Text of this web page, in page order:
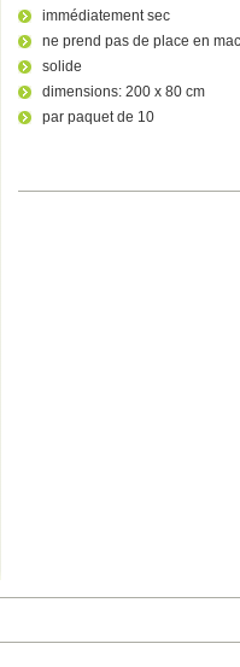
immédiatement sec
ne prend pas de place en
solide
dimensions: 200 x 80 cm
par paquet de 10